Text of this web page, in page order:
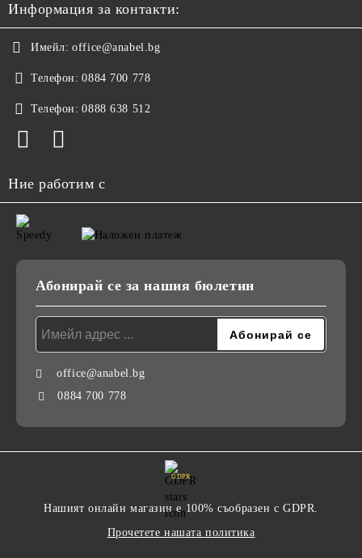
Информация за контакти:
Имейл: office@anabel.bg
Телефон: 0884 700 778
Телефон: 0888 638 512
Ние работим с
Абонирай се за нашия бюлетин
office@anabel.bg
0884 700 778
GDPR
Нашият онлайн магазин е 100% съобразен с GDPR.
Прочетете нашата политика